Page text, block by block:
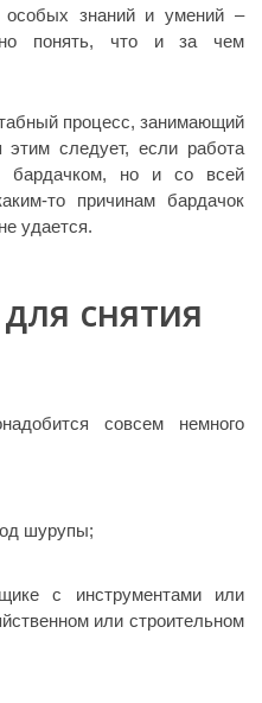
особых знаний и умений –
понять, что и за чем
процесс, занимающий
следует, если работа
бардачком, но и со всей
то причинам бардачок
удается.
снятия
совсем немного
шурупы;
с инструментами или
или строительном